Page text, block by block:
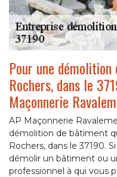
Pour une
Rochers, dans le
Maçonnerie
AP Maçonnerie
démolition de bâtiment
Rochers, dans le 37190.
démolir un bâtiment ou
professionnel à qui vous